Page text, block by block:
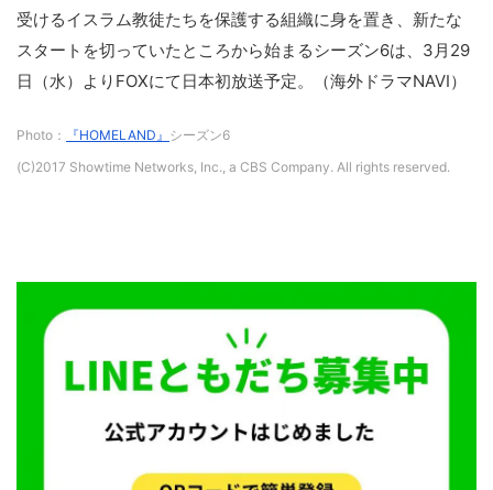
受けるイスラム教徒たちを保護する組織に身を置き、新たな
スタートを切っていたところから始まるシーズン6は、3月29
日（水）よりFOXにて日本初放送予定。（海外ドラマNAVI）
Photo： 『HOMELAND』 シーズン6
(C)2017 Showtime Networks, Inc., a CBS Company. All rights reserved.